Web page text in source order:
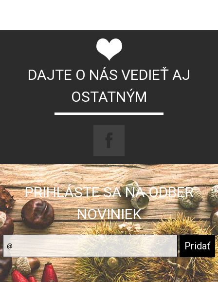
DAJTE O NÁS VEDIEŤ AJ
OSTATNÝM
PRIHLÁSTE SA NA ODBER
NOVINIEK